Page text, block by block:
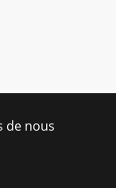
de nous